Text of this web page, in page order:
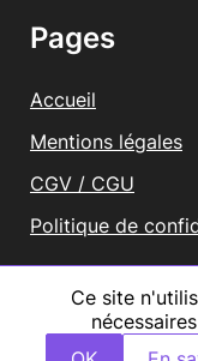
Ce site
Pages
Accueil
Mentions légales
CGV / CGU
Politique de
Vous
Tous droits